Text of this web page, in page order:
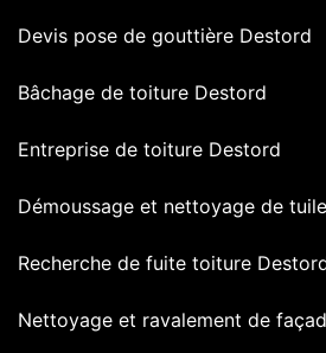
Devis pose de gouttière Destord
Bâchage de toiture Destord
Entreprise de toiture Destord
Démoussage et nettoyage de
Recherche de fuite toiture
Nettoyage et ravalement de